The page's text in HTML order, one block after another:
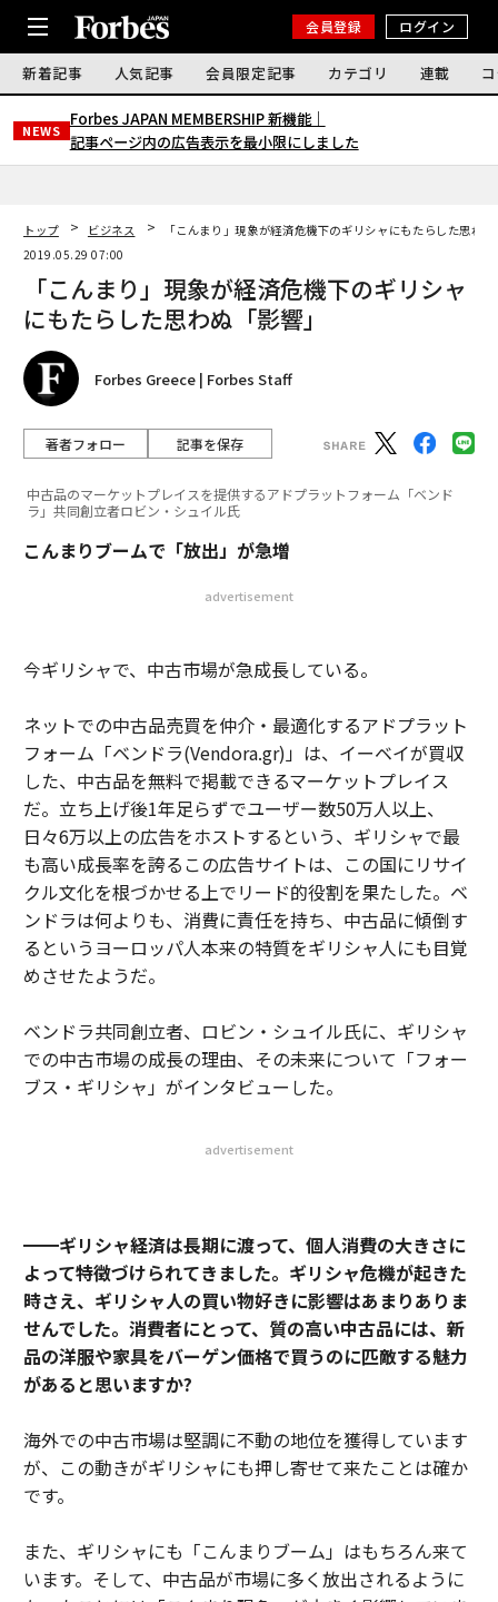
会員登録 ログイン
新着記事 人気記事 会員限定記事 カテゴリ 連載
NEWS
Forbes JAPAN MEMBERSHIP 新機能｜
記事ページ内の広告表示を最小限にしました
トップ ビジネス
「こんまり」現象が経済危機下のギリシャにもたらした思わ
2019.05.29 07:00
「こんまり」現象が経済危機下のギリシャ
にもたらした思わぬ「影響」
Forbes Greece | Forbes Staff
著者フォロー 記事を保存
中古品のマーケットプレイスを提供するアドプラットフォーム「ベンド
ラ」共同創立者ロビン・シュイル氏
こんまりブームで「放出」が急増
advertisement
今ギリシャで、中古市場が急成長している。
ネットでの中古品売買を仲介・最適化するアドプラット
フォーム「ベンドラ(Vendora.gr)」は、イーベイが買収
した、中古品を無料で掲載できるマーケットプレイス
だ。立ち上げ後1年足らずでユーザー数50万人以上、
日々6万以上の広告をホストするという、ギリシャで最
も高い成長率を誇るこの広告サイトは、この国にリサイ
クル文化を根づかせる上でリード的役割を果たした。ベ
ンドラは何よりも、消費に責任を持ち、中古品に傾倒す
るというヨーロッパ人本来の特質をギリシャ人にも目覚
めさせたようだ。
ベンドラ共同創立者、ロビン・シュイル氏に、ギリシャ
での中古市場の成長の理由、その未来について「フォー
ブス・ギリシャ」がインタビューした。
advertisement
━━ギリシャ経済は長期に渡って、個人消費の大きさに
よって特徴づけられてきました。ギリシャ危機が起きた
時さえ、ギリシャ人の買い物好きに影響はあまりありま
せんでした。消費者にとって、質の高い中古品には、新
品の洋服や家具をバーゲン価格で買うのに匹敵する魅力
があると思いますか?
海外での中古市場は堅調に不動の地位を獲得しています
が、この動きがギリシャにも押し寄せて来たことは確か
です。
また、ギリシャにも「こんまりブーム」はもちろん来て
います。そして、中古品が市場に多く放出されるように